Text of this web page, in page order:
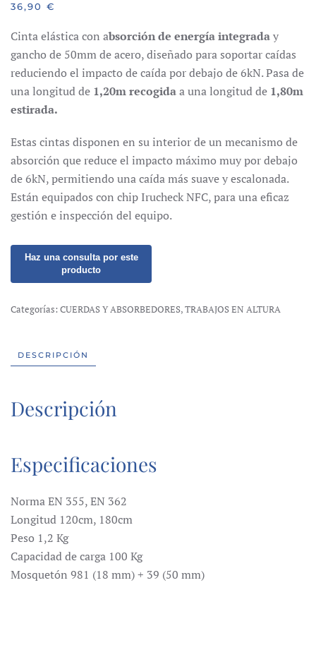
36,90 €
Cinta elástica con absorción de energía integraday
gancho de 50mm de acero, diseñado para soportar caídas
reduciendo el impacto de caída por debajo de 6kN. Pasa de
una longitud de 1,20m recogidaa una longitud de 1,80m
estirada.
Estas cintas disponen en su interior de un mecanismo de
absorción que reduce el impacto máximo muy por debajo
de 6kN, permitiendo una caída más suave y escalonada.
Están equipados con chip Irucheck NFC, para una eficaz
gestión e inspección del equipo.
Categorías: CUERDAS Y ABSORBEDORES,TRABAJOS EN ALTURA
DESCRIPCIÓN
Descripción
Especificaciones
Norma EN 355, EN 362
Longitud 120cm, 180cm
Peso 1,2 Kg
Capacidad de carga 100 Kg
Mosquetón 981 (18 mm) + 39 (50 mm)